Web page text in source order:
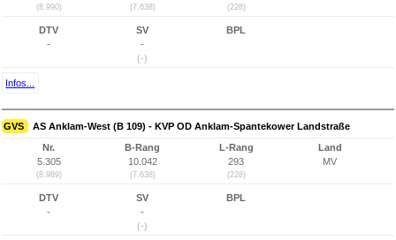
(8.990) (7.638) (228)
DTV
-
SV
-
(-)
BPL
Infos...
GVS AS Anklam-West (B 109) - KVP OD Anklam-Spantekower Landstraße
Nr.
5.305
(8.989)
B-Rang
10.042
(7.638)
L-Rang
293
(228)
Land
MV
DTV
-
SV
-
(-)
BPL